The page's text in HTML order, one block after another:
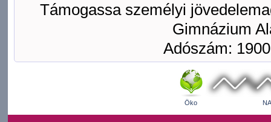
Támogassa személyi
Gimnázium
Adószám:
Öko